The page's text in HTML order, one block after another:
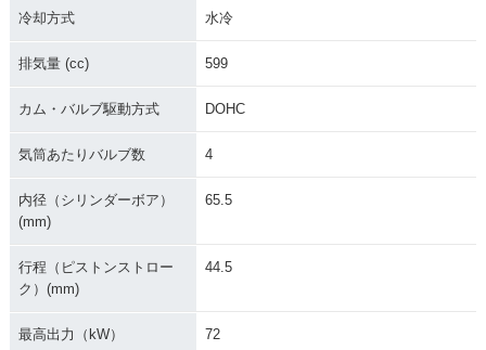
冷却方式 水冷
排気量 (cc) 599
カム・バルブ駆動方式 DOHC
気筒あたりバルブ数 4
内径（シリンダーボア）
(mm)
65.5
行程（ピストンストロー
ク）(mm)
44.5
最高出力（kW） 72